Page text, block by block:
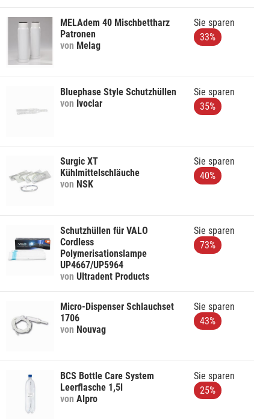
MELAdem 40 Mischbettharz
Patronen
von Melag
Sie sparen
33%
Bluephase Style Schutzhüllen
von Ivoclar
Sie sparen
35%
Surgic XT
Kühlmittelschläuche
von NSK
Sie sparen
40%
Schutzhüllen für VALO
Cordless
Polymerisationslampe
UP4667/UP5964
von Ultradent Products
Sie sparen
73%
Micro-Dispenser Schlauchset
1706
von Nouvag
Sie sparen
43%
BCS Bottle Care System
Leerflasche 1,5l
von Alpro
Sie sparen
25%